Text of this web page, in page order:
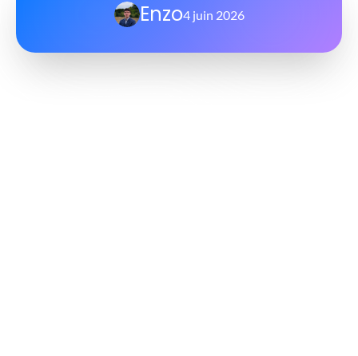
Enzo4 juin 2026